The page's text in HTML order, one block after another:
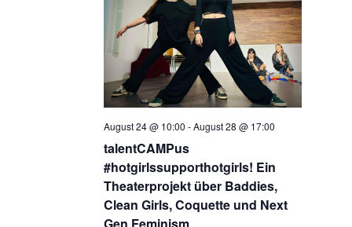
talentCAMPus
#hotgirlssupporthotgirls! Ein
Theaterprojekt über Baddies,
Clean Girls, Coquette und Next
August 24 @ 10:00 -August 28 @ 17:00